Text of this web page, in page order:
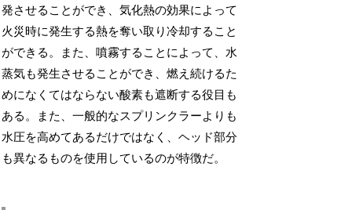
発させることができ、気化熱の効果によって
火災時に発生する熱を奪い取り冷却すること
ができる。また、噴霧することによって、水
蒸気も発生させることができ、燃え続けるた
めになくてはならない酸素も遮断する役目も
ある。また、一般的なスプリンクラーよりも
水圧を高めてあるだけではなく、ヘッド部分
も異なるものを使用しているのが特徴だ。